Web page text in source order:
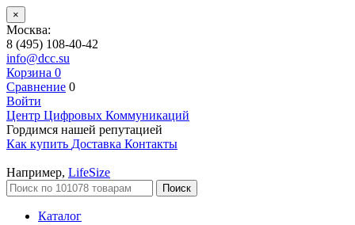
×
Москва:
8 (495) 108-40-42
info@dcc.su
Корзина 0
Сравнение 0
Войти
Центр Цифровых Коммуникаций
Гордимся нашей репутацией
Как купить Доставка Контакты
Например, LifeSize
Поиск
Каталог